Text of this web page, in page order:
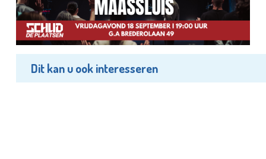
Dit kan u ook interesseren